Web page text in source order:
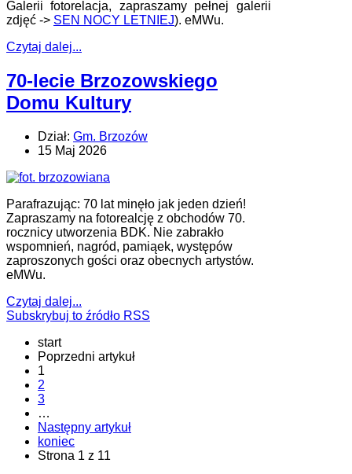
Galerii fotorelacja, zapraszamy pełnej galerii
zdjęć -> SEN NOCY LETNIEJ). eMWu.
Czytaj dalej...
70-lecie Brzozowskiego
Domu Kultury
Dział: Gm. Brzozów
15 Maj 2026
Parafrazując: 70 lat minęło jak jeden dzień!
Zapraszamy na fotorealcję z obchodów 70.
rocznicy utworzenia BDK. Nie zabrakło
wspomnień, nagród, pamiąek, występów
zaproszonych gości oraz obecnych artystów.
eMWu.
Czytaj dalej...
Subskrybuj to źródło RSS
start
Poprzedni artykuł
1
2
3
…
Następny artykuł
koniec
Strona 1 z 11